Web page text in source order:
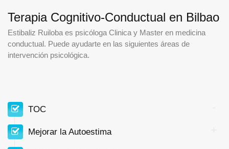
Terapia Cognitivo-Conductual en Bilbao
Estibaliz Ruiloba es psicóloga Clinica y Master en medicina
conductual. Puede ayudarte en las siguientes áreas de
intervención psicológica.
TOC
Mejorar la Autoestima